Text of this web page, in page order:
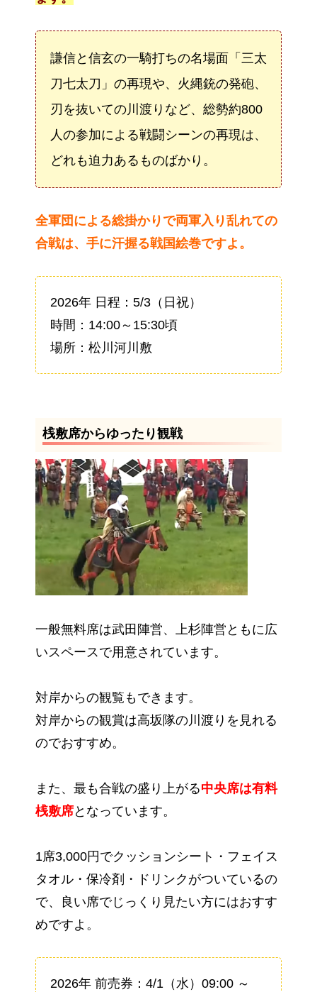
謙信と信玄の一騎打ちの名場面「三太
刀七太刀」の再現や、火縄銃の発砲、
刃を抜いての川渡りなど、総勢約800
人の参加による戦闘シーンの再現は、
どれも迫力あるものばかり。
全軍団による総掛かりで両軍入り乱れての
合戦は、手に汗握る戦国絵巻ですよ。
2026年 日程：5/3（日祝）
時間：14:00～15:30頃
場所：松川河川敷
桟敷席からゆったり観戦
一般無料席は武田陣営、上杉陣営ともに広
いスペースで用意されています。
対岸からの観覧もできます。
対岸からの観賞は高坂隊の川渡りを見れる
のでおすすめ。
また、最も合戦の盛り上がる中央席は有料
桟敷席となっています。
1席3,000円でクッションシート・フェイス
タオル・保冷剤・ドリンクがついているの
で、良い席でじっくり見たい方にはおすす
めですよ。
2026年 前売券：4/1（水）09:00 ～